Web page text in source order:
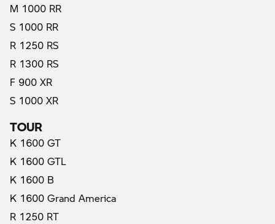
M 1000 RR
S 1000 RR
R 1250 RS
R 1300 RS
F 900 XR
S 1000 XR
TOUR
K 1600 GT
K 1600 GTL
K 1600 B
K 1600 Grand America
R 1250 RT